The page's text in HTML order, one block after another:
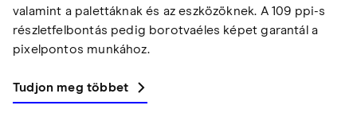
valamint a palettáknak és az eszközöknek. A 109 ppi-s
részletfelbontás pedig borotvaéles képet garantál a
pixelpontos munkához.
Tudjon meg többet